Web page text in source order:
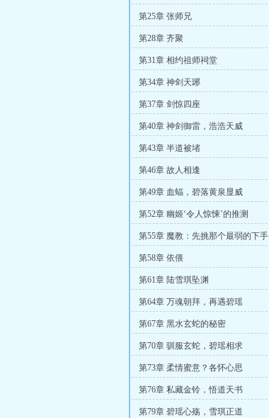
第25章 张师兄
第28章 齐聚
第31章 相约祖师祠堂
第34章 神剑天琊
第37章 剑惊四座
第40章 神剑御雷，浩浩天威
第43章 半道被堵
第46章 故人相逢
第49章 血蝠，碧落黄泉显威
第52章 幽姬‘令人惊悚’的推测
第55章 魔教：先挑那个最弱的下手
第58章 依偎
第61章 陆雪琪坠渊
第64章 万魂朝拜，再遇碧瑶
第67章 黑水玄蛇的秘密
第70章 驯服玄蛇，碧瑶相求
第73章 柔情蜜意？各怀心思
第76章 私藏金铃，悟道天书
第79章 碧瑶心殇，雪琪正道